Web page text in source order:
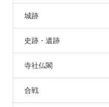
城跡
史跡・遺跡
寺社仏閣
合戦